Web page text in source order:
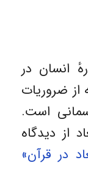
انسان در
از ضروریات
است.
از دیدگاه
در قرآن»